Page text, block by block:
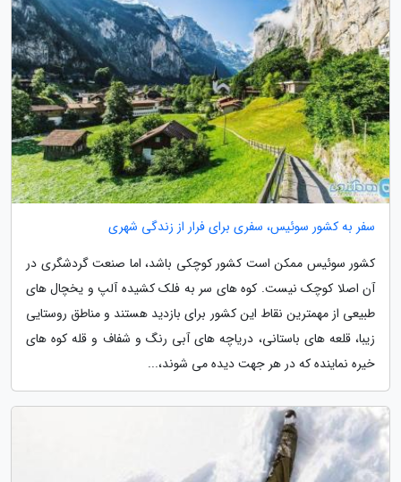
سفر به کشور سوئیس، سفری برای فرار از زندگی شهری
کشور سوئیس ممکن است کشور کوچکی باشد، اما صنعت گردشگری در
آن اصلا کوچک نیست. کوه های سر به فلک کشیده آلپ و یخچال های
طبیعی از مهمترین نقاط این کشور برای بازدید هستند و مناطق روستایی
زیبا، قلعه های باستانی، دریاچه های آبی رنگ و شفاف و قله کوه های
خیره نماینده که در هر جهت دیده می شوند،...